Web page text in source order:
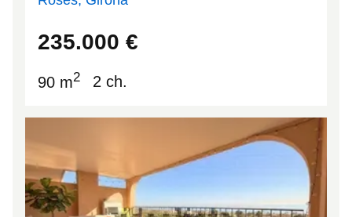
235.000 €
90 m2 2 ch.